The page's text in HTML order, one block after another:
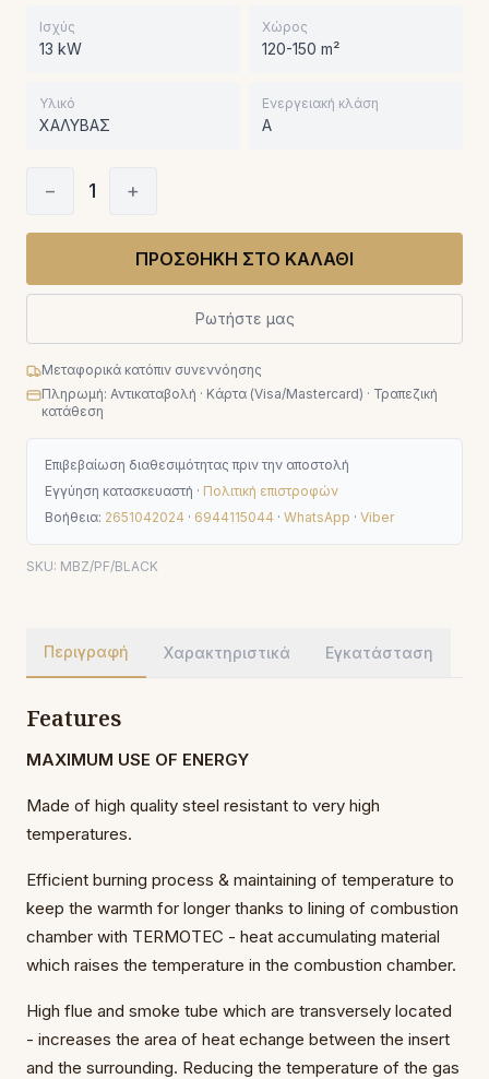
Ισχύς
13 kW
Χώρος
120-150 m²
Υλικό
ΧΑΛΥΒΑΣ
Ενεργειακή κλάση
A
− 1 +
ΠΡΟΣΘΗΚΗ ΣΤΟ ΚΑΛΑΘΙ
Ρωτήστε μας
Μεταφορικά κατόπιν συνεννόησης
Πληρωμή: Αντικαταβολή · Κάρτα (Visa/Mastercard) · Τραπεζική
κατάθεση
Επιβεβαίωση διαθεσιμότητας πριν την αποστολή
Εγγύηση κατασκευαστή · Πολιτική επιστροφών
Βοήθεια: 2651042024 · 6944115044 · WhatsApp · Viber
SKU: MBZ/PF/BLACK
Περιγραφή Χαρακτηριστικά Εγκατάσταση
Features
MAXIMUM USE OF ENERGY
Made of high quality steel resistant to very high
temperatures.
Efficient burning process & maintaining of temperature to
keep the warmth for longer thanks to lining of combustion
chamber with TERMOTEC - heat accumulating material
which raises the temperature in the combustion chamber.
High flue and smoke tube which are transversely located
- increases the area of heat echange between the insert
and the surrounding. Reducing the temperature of the gas